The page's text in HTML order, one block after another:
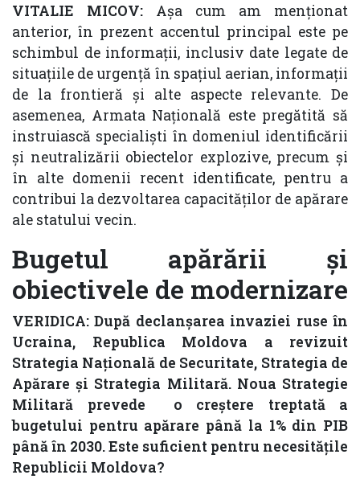
VITALIE MICOV: Așa cum am menționat
anterior, în prezent accentul principal este pe
schimbul de informații, inclusiv date legate de
situațiile de urgență în spațiul aerian, informații
de la frontieră și alte aspecte relevante. De
asemenea, Armata Națională este pregătită să
instruiască specialiști în domeniul identificării
și neutralizării obiectelor explozive, precum și
în alte domenii recent identificate, pentru a
contribui la dezvoltarea capacităților de apărare
ale statului vecin.
Bugetul apărării și
obiectivele de modernizare
VERIDICA: După declanșarea invaziei ruse în
Ucraina, Republica Moldova a revizuit
Strategia Națională de Securitate, Strategia de
Apărare și Strategia Militară. Noua Strategie
Militară prevede o creștere treptată a
bugetului pentru apărare până la 1% din PIB
până în 2030. Este suficient pentru necesitățile
Republicii Moldova?